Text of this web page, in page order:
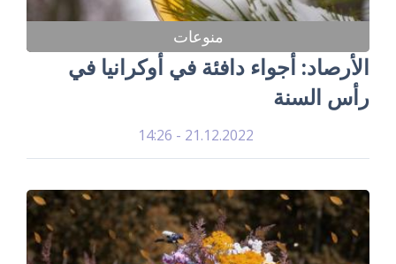
منوعات
الأرصاد: أجواء دافئة في أوكرانيا في
رأس السنة
21.12.2022 - 14:26